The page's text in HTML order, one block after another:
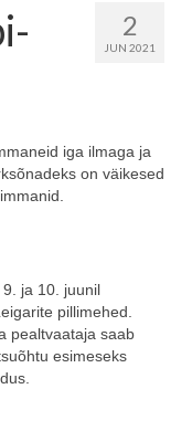
2
JUN 2021
iga ilmaga ja
on väikesed
ja 10. juunil
pillimehed.
pealtvaataja saab
esimeseks